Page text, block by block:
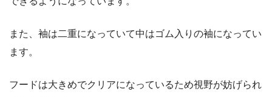
また、袖は二重になっていて中はゴム入りの袖になってい
ます。
フードは大きめでクリアになっているため視野が妨げられ